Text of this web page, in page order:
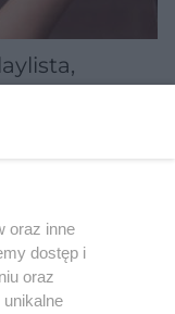
oraz inne
dostęp i
oraz